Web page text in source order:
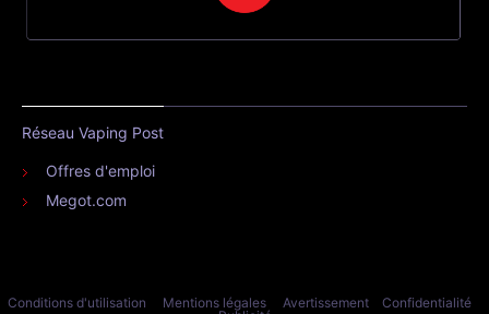
Réseau Vaping Post
Offres d'emploi
Megot.com
Conditions d'utilisation Mentions légales Avertissement
Confidentialité